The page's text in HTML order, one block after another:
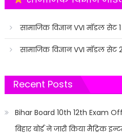
सामाजिक विज्ञान VVI मॉडल सेट 1
सामाजिक विज्ञान VVI मॉडल सेट
Recent Posts
Bihar Board 10th 12th Exam
बिहार बोर्ड ने जारी किया मैट्रिक